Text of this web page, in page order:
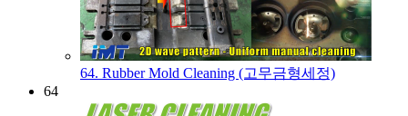
64. Rubber Mold Cleaning (고무금형세정)
64